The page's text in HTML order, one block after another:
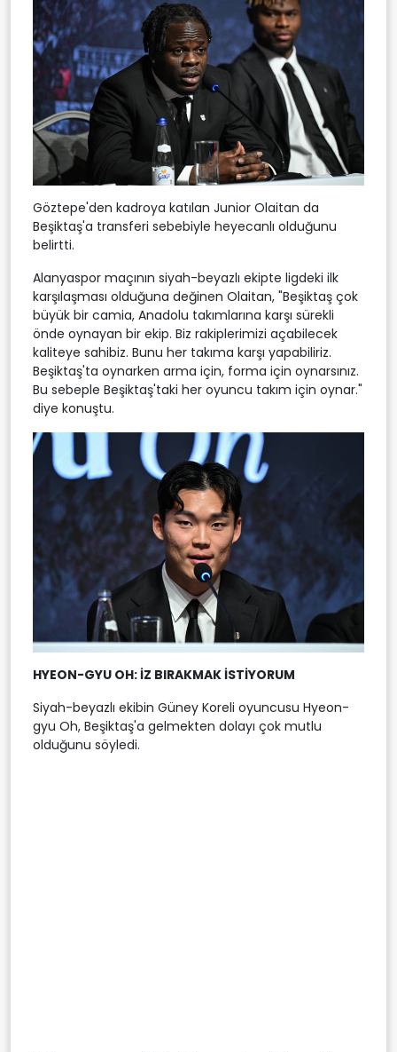
Göztepe'den kadroya katılan Junior Olaitan da
Beşiktaş'a transferi sebebiyle heyecanlı olduğunu
belirtti.
Alanyaspor maçının siyah-beyazlı ekipte ligdeki ilk
karşılaşması olduğuna değinen Olaitan, "Beşiktaş çok
büyük bir camia, Anadolu takımlarına karşı sürekli
önde oynayan bir ekip. Biz rakiplerimizi açabilecek
kaliteye sahibiz. Bunu her takıma karşı yapabiliriz.
Beşiktaş'ta oynarken arma için, forma için oynarsınız.
Bu sebeple Beşiktaş'taki her oyuncu takım için oynar."
diye konuştu.
HYEON-GYU OH: İZ BIRAKMAK İSTİYORUM
Siyah-beyazlı ekibin Güney Koreli oyuncusu Hyeon-
gyu Oh, Beşiktaş'a gelmekten dolayı çok mutlu
olduğunu söyledi.